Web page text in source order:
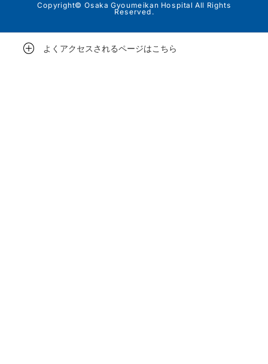
Copyright© Osaka Gyoumeikan Hospital All Rights
Reserved.
よくアクセスされるページはこちら